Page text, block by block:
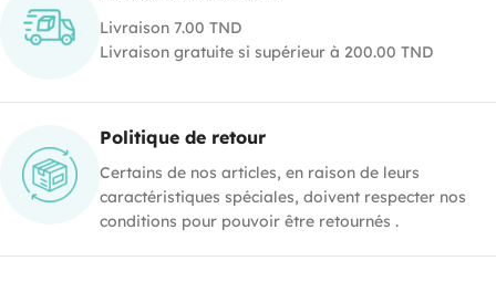
Livraison 7.00 TND
Livraison gratuite si supérieur à 200.00 TND
Politique de retour
Certains de nos articles, en raison de leurs
caractéristiques spéciales, doivent respecter nos
conditions pour pouvoir être retournés .